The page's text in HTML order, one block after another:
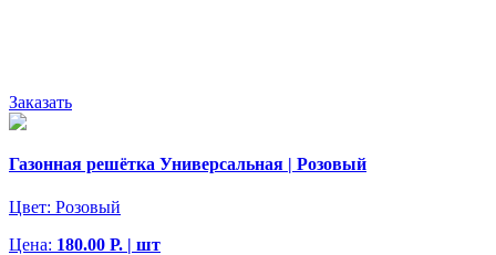
Заказать
Газонная решётка Универсальная | Розовый
Цвет: Розовый
Цена: 180.00 Р. | шт